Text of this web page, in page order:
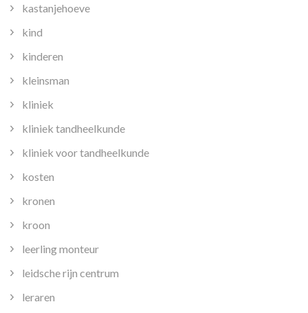
kastanjehoeve
kind
kinderen
kleinsman
kliniek
kliniek tandheelkunde
kliniek voor tandheelkunde
kosten
kronen
kroon
leerling monteur
leidsche rijn centrum
leraren